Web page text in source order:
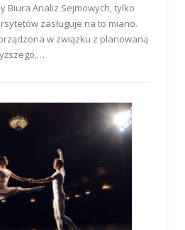
Biura Analiz Sejmowych, tylko
zasługuje na to miano.
w związku z planowaną